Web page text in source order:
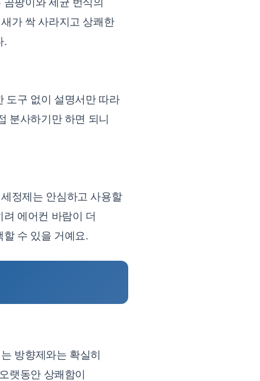
가 싹 사라지고 상쾌한
.
도구 없이 설명서만 따라
분사하기만 하면 되니
정제는 안심하고 사용할
에어컨 바람이 더
수 있을 거예요.
방향제와는 확실히
랫동안 상쾌함이